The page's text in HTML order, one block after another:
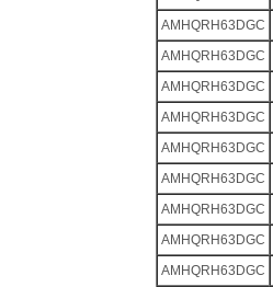
AMHQRH63DGC
AMHQRH63DGC
AMHQRH63DGC
AMHQRH63DGC
AMHQRH63DGC
AMHQRH63DGC
AMHQRH63DGC
AMHQRH63DGC
AMHQRH63DGC